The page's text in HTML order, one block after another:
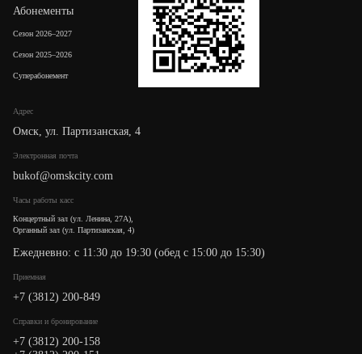
Адрес
Омск, ул. Партизанская, 4
Электронная почта
bukof@omskcity.com
Часы работы касс
Концертный зал (ул. Ленина, 27А),
Органный зал (ул. Партизанская, 4)
Ежедневно: с 11:30 до 19:30 (обед с 15:00 до 15:30)
Приемная
+7 (3812) 200-849
Cправки и бронирование
+7 (3812) 200-158
Абонементы
Сезон 2026–2027
Сезон 2025–2026
Суперабонемент